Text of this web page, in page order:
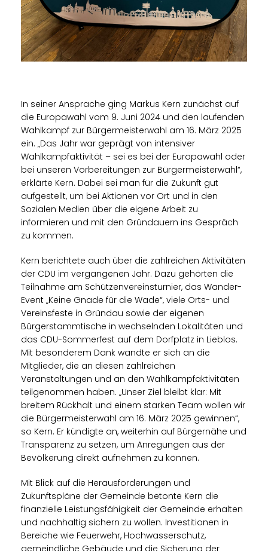
In seiner Ansprache ging Markus Kern zunächst auf
die Europawahl vom 9. Juni 2024 und den laufenden
Wahlkampf zur Bürgermeisterwahl am 16. März 2025
ein. „Das Jahr war geprägt von intensiver
Wahlkampfaktivität – sei es bei der Europawahl oder
bei unseren Vorbereitungen zur Bürgermeisterwahl“,
erklärte Kern. Dabei sei man für die Zukunft gut
aufgestellt, um bei Aktionen vor Ort und in den
Sozialen Medien über die eigene Arbeit zu
informieren und mit den Gründauern ins Gespräch
zu kommen.
Kern berichtete auch über die zahlreichen Aktivitäten
der CDU im vergangenen Jahr. Dazu gehörten die
Teilnahme am Schützenvereinsturnier, das Wander-
Event „Keine Gnade für die Wade“, viele Orts- und
Vereinsfeste in Gründau sowie der eigenen
Bürgerstammtische in wechselnden Lokalitäten und
das CDU-Sommerfest auf dem Dorfplatz in Lieblos.
Mit besonderem Dank wandte er sich an die
Mitglieder, die an diesen zahlreichen
Veranstaltungen und an den Wahlkampfaktivitäten
teilgenommen haben. „Unser Ziel bleibt klar: Mit
breitem Rückhalt und einem starken Team wollen wir
die Bürgermeisterwahl am 16. März 2025 gewinnen“,
so Kern. Er kündigte an, weiterhin auf Bürgernähe und
Transparenz zu setzen, um Anregungen aus der
Bevölkerung direkt aufnehmen zu können.
Mit Blick auf die Herausforderungen und
Zukunftspläne der Gemeinde betonte Kern die
finanzielle Leistungsfähigkeit der Gemeinde erhalten
und nachhaltig sichern zu wollen. Investitionen in
Bereiche wie Feuerwehr, Hochwasserschutz,
gemeindliche Gebäude und die Sicherung der